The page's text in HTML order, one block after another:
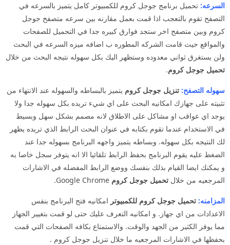
السرعه: تحميل برنامج جوجل كروم للكمبيوتر كامل يتميز بالسرعه في
التصفح تقوم بالتعجب اذا قمت بعمل مقارنه بين سرعه متصفح جوجل
كروم وبين متصفح اخر ستجد فوارق كبيره جدا في التحميل للصفحات
والمواقع حيث قامت الشركه المطوره ب اضافه ميزه السرعه في البحث
ولن يستغرق ثواني معدوده وستظهر اليك بكل سهوله نتيجه البحث من خلال
تحميل جوجل كروم.
سهوله التصفح: تنزيل جوجل كروم يتميز بالبساطه والسهوله عند الانتهاء من
تثبيته على جهازك امكانيه البحث على اي شيء تريده بكل سهوله جدا ولا
يوجد اي عواقب او مشاكل على الاطلاق لانه مصمم بشكل سهل وبسيط
في الاستخدام عندما تقوم بكتابه في عنوان البحث الرابط الذي تريده يظهر
لك النتيجه بكل سهوله. وبساطه يتميز واجهه البرنامج بسهوله جدا عند
الضغط عليه يقوم البرنامج بحفظ الرابط تلقائيا الا انه يتوفر سجل خاصا به
و يمكنك ايضا القيام بذلك بنفسك ووضع الرابط المفضله في الاشارات
المرجعيه من خلال تحميل جوجل كروم
المزامنه: تحميل جوجل كروم للكمبيوتر امكانيه فتح البرنامج بنفس
الاعدادات من اي جهاز. و امكانيه التعرف عليك حتى لو قمت بتغيير الجهاز
مما يوفر الكثير من الجهد والوقت. والاستمتاع بكافه الصفحات التي قمت
بحفظها في الاشارات المرجعيه ما خلال تنزيل جوجل كروم .